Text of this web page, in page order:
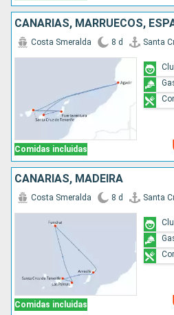
CANARIAS, MARRUECOS,
Comidas incluidas
Costa Smeralda 8 d Santa
CANARIAS, MADEIRA
Comidas incluidas
Costa Smeralda 8 d Santa